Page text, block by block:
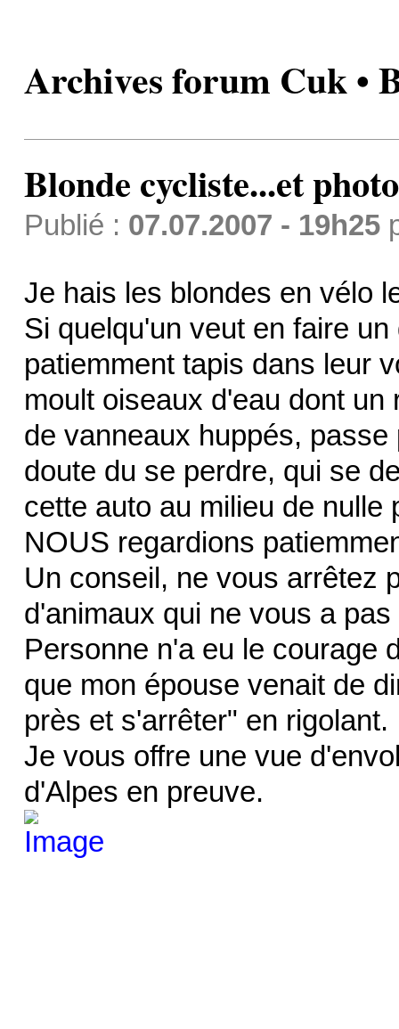
Archives forum Cuk •
Blonde cycliste...et photo
Publié : 07.07.2007 - 19h25
Je hais les blondes en vélo
Si quelqu'un veut en faire
patiemment tapis dans leur
moult oiseaux d'eau dont
de vanneaux huppés,
doute du se perdre, qui se
cette auto au milieu de nulle
NOUS regardions
Un conseil, ne vous arrêtez
d'animaux qui ne vous a
Personne n'a eu le courage
que mon épouse venait de
près et s'arrêter" en rigolant.
Je vous offre une vue
d'Alpes en preuve.